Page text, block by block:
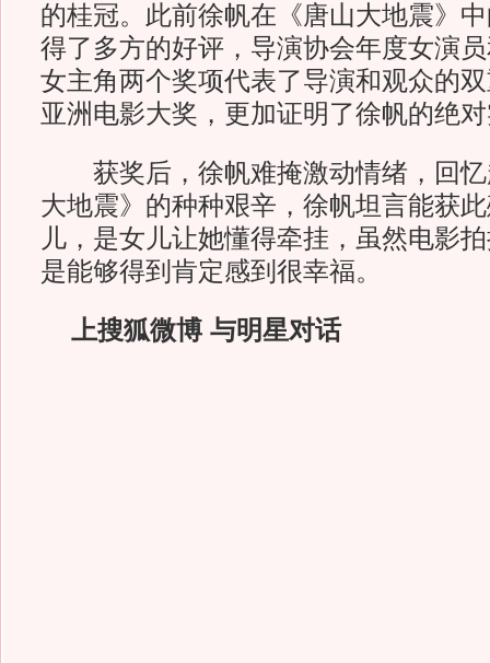
的桂冠。此前徐帆在《唐山大地震》
得了多方的好评，导演协会年度女演
女主角两个奖项代表了导演和观众的
亚洲电影大奖，更加证明了徐帆的绝
获奖后，徐帆难掩激动情绪，回忆
大地震》的种种艰辛，徐帆坦言能获
儿，是女儿让她懂得牵挂，虽然电影
是能够得到肯定感到很幸福。
上搜狐微博 与明星对话